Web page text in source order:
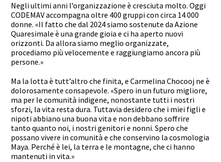
Negli ultimi anni l’organizzazione è cresciuta molto. Oggi
CODEMAV accompagna oltre 400 gruppi con circa 14 000
donne. «Il fatto che dal 2024 siamo sostenute da Azione
Quaresimale è una grande gioia e ci ha aperto nuovi
orizzonti. Da allora siamo meglio organizzate,
procediamo più velocemente e raggiungiamo ancora più
persone.»
Ma la lotta è tutt’altro che finita, e Carmelina Chocooj ne è
dolorosamente consapevole. «Spero in un futuro migliore,
ma per le comunità indigene, nonostante tutti i nostri
sforzi, la vita resta dura. Tuttavia desidero che i miei figli e
nipoti abbiano una buona vita e non debbano soffrire
tanto quanto noi, i nostri genitori e nonni. Spero che
possano vivere in comunità e che conservino la cosmologia
Maya. Perché è lei, la terra e le montagne, che ci hanno
mantenuti in vita.»